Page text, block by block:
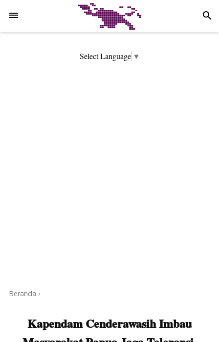
search
Select Language ▼
Beranda ›
Kapendam Cenderawasih Imbau